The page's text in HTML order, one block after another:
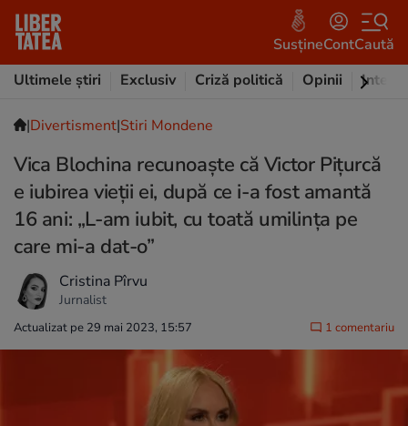
SusțineContCaută
Ultimele știri
Exclusiv Criză politică Opinii
|Divertisment|Stiri Mondene
Vica Blochina recunoaște că Victor Pițurcă
e iubirea vieții ei, după ce i-a fost amantă
16 ani: „L-am iubit, cu toată umilința pe
care mi-a dat-o”
Cristina Pîrvu
Jurnalist
Actualizat pe 29 mai 2023, 15:57 1 comentariu